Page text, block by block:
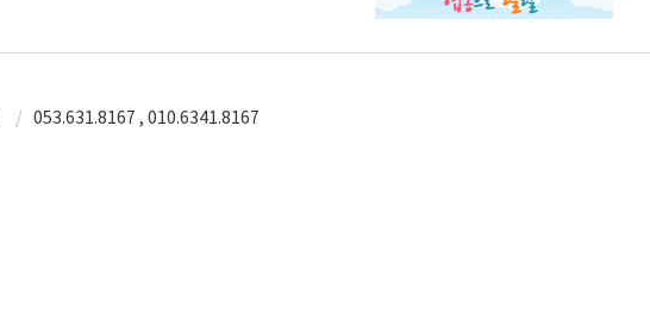
053.631.8167 , 010.6341.8167